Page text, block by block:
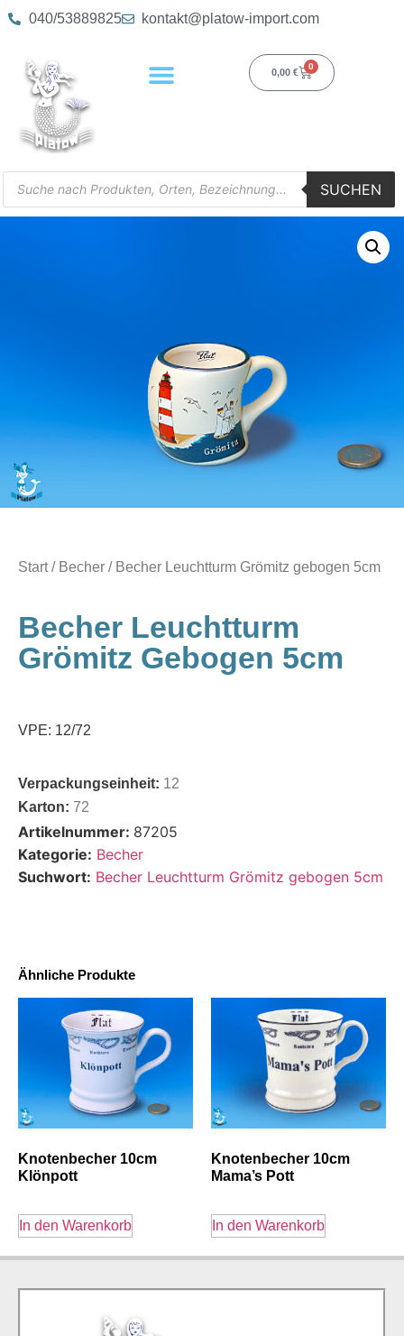
040/53889825 kontakt@platow-import.com
0,00 €
0
SUCHEN
Start/ Becher / Becher Leuchtturm Grömitz gebogen 5cm
Becher Leuchtturm
Grömitz Gebogen 5cm
VPE: 12/72
Verpackungseinheit: 12
Karton: 72
Artikelnummer: 87205
Kategorie: Becher
Suchwort: Becher Leuchtturm Grömitz gebogen 5cm
Ähnliche Produkte
Knotenbecher 10cm
Klönpott
In den Warenkorb
Knotenbecher 10cm
Mama’s Pott
In den Warenkorb